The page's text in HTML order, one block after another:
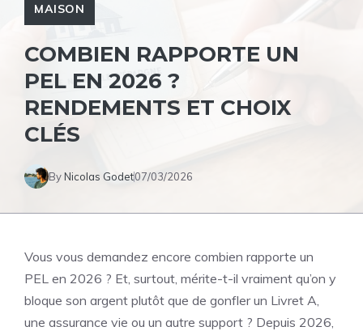
MAISON
COMBIEN RAPPORTE UN
PEL EN 2026 ?
RENDEMENTS ET CHOIX
CLÉS
ByNicolas Godet07/03/2026
Vous vous demandez encore combien rapporte un
PEL en 2026 ? Et, surtout, mérite-t-il vraiment qu’on y
bloque son argent plutôt que de gonfler un Livret A,
une assurance vie ou un autre support ? Depuis 2026,